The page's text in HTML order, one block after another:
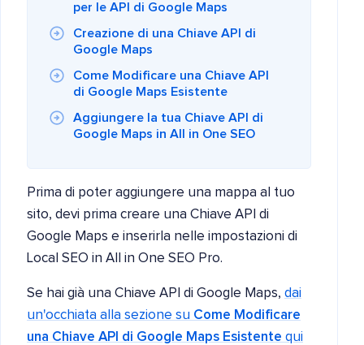
per le API di Google Maps
Creazione di una Chiave API di
Google Maps
Come Modificare una Chiave API
di Google Maps Esistente
Aggiungere la tua Chiave API di
Google Maps in All in One SEO
Prima di poter aggiungere una mappa al tuo
sito, devi prima creare una Chiave API di
Google Maps e inserirla nelle impostazioni di
Local SEO in All in One SEO Pro.
Se hai già una Chiave API di Google Maps, dai
un'occhiata alla sezione su Come Modificare
una Chiave API di Google Maps Esistente qui